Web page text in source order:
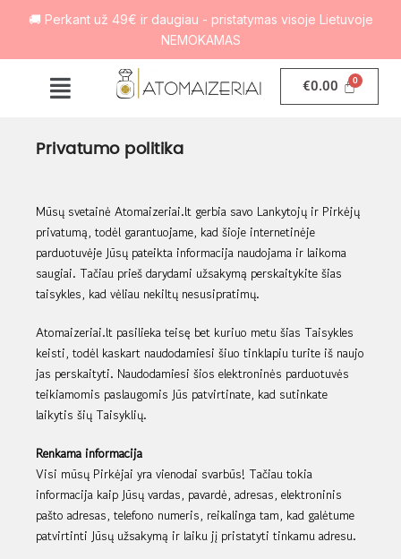
🚚 Perkant už 49€ ir daugiau - pristatymas visoje Lietuvoje
NEMOKAMAS
€0.00
Privatumo politika
Mūsų svetainė Atomaizeriai.lt gerbia savo Lankytojų ir Pirkėjų
privatumą, todėl garantuojame, kad šioje internetinėje
parduotuvėje Jūsų pateikta informacija naudojama ir laikoma
saugiai. Tačiau prieš darydami užsakymą perskaitykite šias
taisykles, kad vėliau nekiltų nesusipratimų.
Atomaizeriai.lt pasilieka teisę bet kuriuo metu šias Taisykles
keisti, todėl kaskart naudodamiesi šiuo tinklapiu turite iš naujo
jas perskaityti. Naudodamiesi šios elektroninės parduotuvės
teikiamomis paslaugomis Jūs patvirtinate, kad sutinkate
laikytis šių Taisyklių.
Renkama informacija
Visi mūsų Pirkėjai yra vienodai svarbūs! Tačiau tokia
informacija kaip Jūsų vardas, pavardė, adresas, elektroninis
pašto adresas, telefono numeris, reikalinga tam, kad galėtume
patvirtinti Jūsų užsakymą ir laiku jį pristatyti tinkamu adresu.